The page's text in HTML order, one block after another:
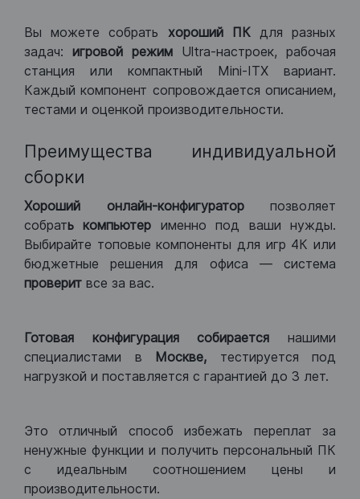
Вы можете собрать хороший ПКдля разных
задач: игровой режим Ultra-настроек, рабочая
станция или компактный Mini-ITX вариант.
Каждый компонент сопровождается описанием,
тестами и оценкой производительности.
Преимущества индивидуальной
сборки
Хороший онлайн-конфигураторпозволяет
собрать компьютер именно под ваши нужды.
Выбирайте топовые компоненты для игр 4К или
бюджетные решения для офиса — система
проверит все за вас.
Готовая конфигурация собираетсянашими
специалистами в Москве, тестируется под
нагрузкой и поставляется с гарантией до 3 лет.
Это отличный способ избежать переплат за
ненужные функции и получить персональный ПК
с идеальным соотношением цены и
производительности.